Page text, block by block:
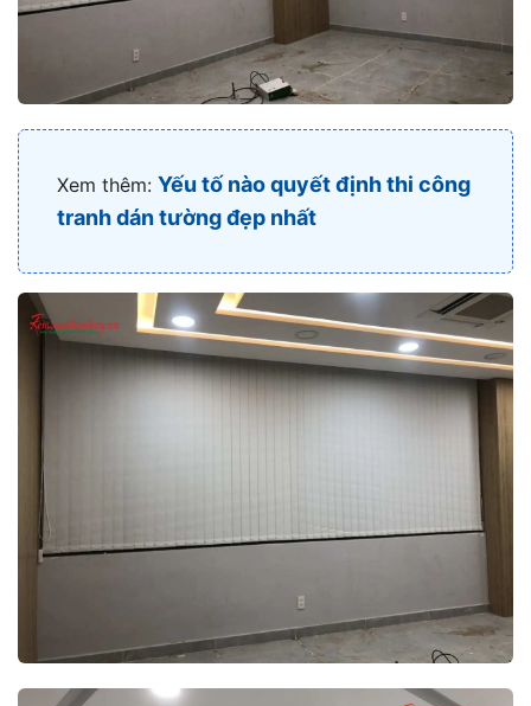
Xem thêm: Yếu tố nào quyết định thi công
tranh dán tường đẹp nhất